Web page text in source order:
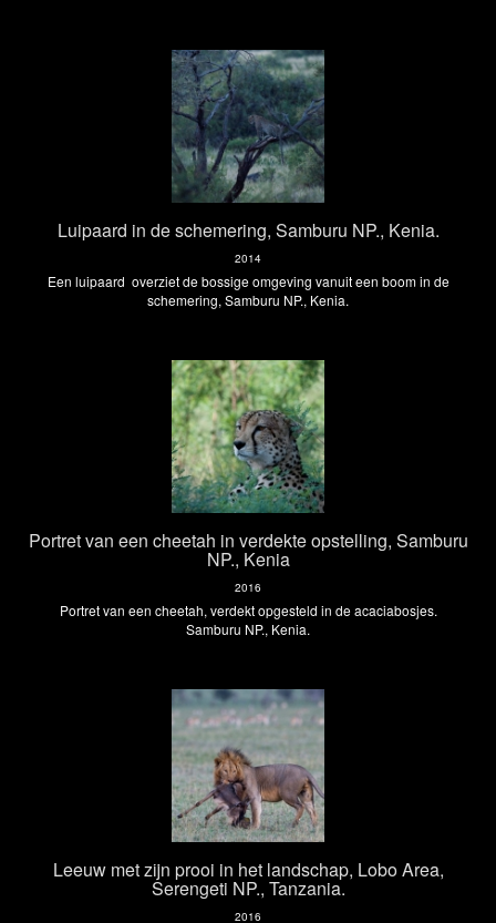
Luipaard in de schemering, Samburu NP., Kenia.
2014
Een luipaard overziet de bossige omgeving vanuit een boom in de
schemering, Samburu NP., Kenia.
Portret van een cheetah in verdekte opstelling, Samburu
NP., Kenia
2016
Portret van een cheetah, verdekt opgesteld in de acaciabosjes.
Samburu NP., Kenia.
Leeuw met zijn prooi in het landschap, Lobo Area,
Serengeti NP., Tanzania.
2016